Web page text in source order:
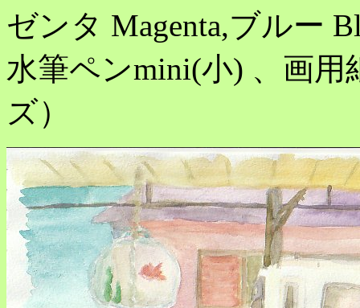
ゼンタ Magenta,ブルー
水筆ペンmini(小) 、画用
ズ）